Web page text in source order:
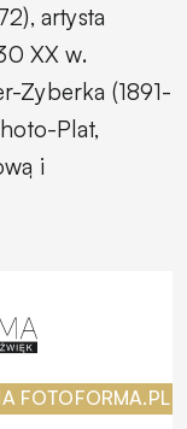
artysta
XX w.
Zyberka (1891-
Plat,
i
FOTOFORMA.PL